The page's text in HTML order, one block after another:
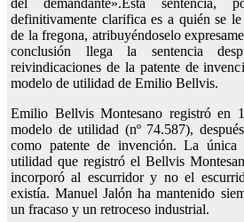
definitivamente clarifica es a quién se
de la fregona, atribuyéndoselo
conclusión llega la sentencia
reivindicaciones de la patente de
modelo de utilidad de Emilio Bellvis.
Emilio Bellvis Montesano registró en
modelo de utilidad (nº 74.587),
como patente de invención. La única
utilidad que registró el Bellvis
incorporó al escurridor y no el
existía. Manuel Jalón ha mantenido
un fracaso y un retroceso industrial.